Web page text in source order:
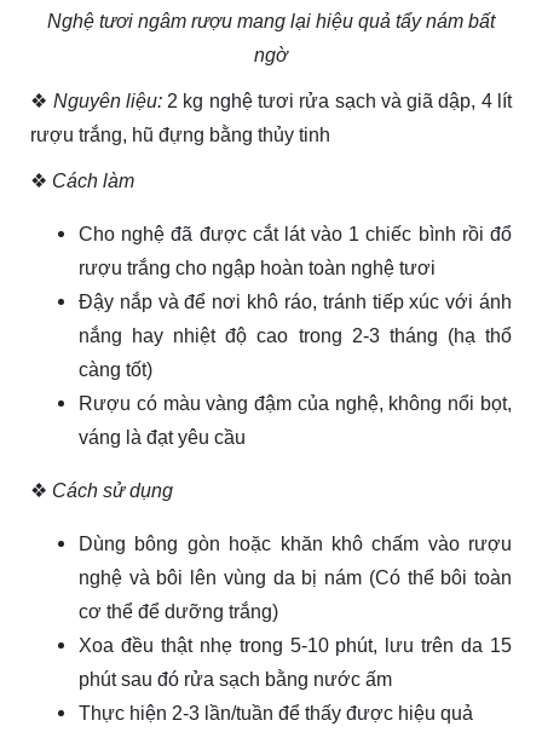
Nghệ tươi ngâm rượu mang lại hiệu quả tẩy nám bất
ngờ
❖ Nguyên liệu: 2 kg nghệ tươi rửa sạch và giã dập, 4 lít
rượu trắng, hũ đựng bằng thủy tinh
❖ Cách làm
Cho nghệ đã được cắt lát vào 1 chiếc bình rồi đổ
rượu trắng cho ngập hoàn toàn nghệ tươi
Đậy nắp và để nơi khô ráo, tránh tiếp xúc với ánh
nắng hay nhiệt độ cao trong 2-3 tháng (hạ thổ
càng tốt)
Rượu có màu vàng đậm của nghệ, không nổi bọt,
váng là đạt yêu cầu
❖ Cách sử dụng
Dùng bông gòn hoặc khăn khô chấm vào rượu
nghệ và bôi lên vùng da bị nám (Có thể bôi toàn
cơ thể để dưỡng trắng)
Xoa đều thật nhẹ trong 5-10 phút, lưu trên da 15
phút sau đó rửa sạch bằng nước ấm
Thực hiện 2-3 lần/tuần để thấy được hiệu quả